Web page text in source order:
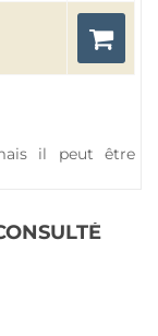
il peut être